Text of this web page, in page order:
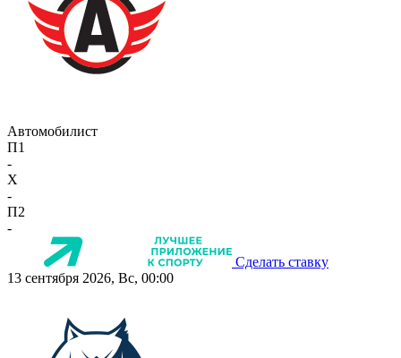
Автомобилист
П1
-
X
-
П2
-
Сделать ставку
13 сентября 2026, Вс, 00:00